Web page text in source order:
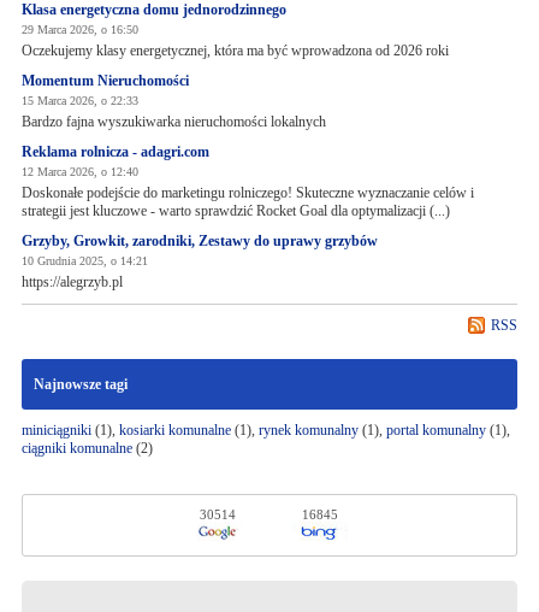
Klasa energetyczna domu jednorodzinnego
29 Marca 2026, o 16:50
Oczekujemy klasy energetycznej, która ma być wprowadzona od 2026 roki
Momentum Nieruchomości
15 Marca 2026, o 22:33
Bardzo fajna wyszukiwarka nieruchomości lokalnych
Reklama rolnicza - adagri.com
12 Marca 2026, o 12:40
Doskonałe podejście do marketingu rolniczego! Skuteczne wyznaczanie celów i
strategii jest kluczowe - warto sprawdzić Rocket Goal dla optymalizacji (...)
Grzyby, Growkit, zarodniki, Zestawy do uprawy grzybów
10 Grudnia 2025, o 14:21
https://alegrzyb.pl
RSS
Najnowsze tagi
miniciągniki(1), kosiarki komunalne(1), rynek komunalny(1), portal komunalny(1),
ciągniki komunalne(2)
30514 16845